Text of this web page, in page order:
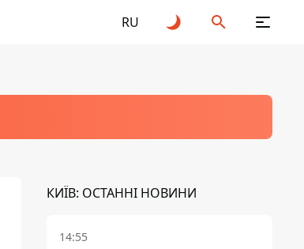
RU
КИЇВ: ОСТАННІ НОВИНИ
14:55